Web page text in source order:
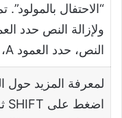
“الاحتفال
النص، حدد العمود A، ثم قم بتغيير لون الخط.
لمعرفة المزيد حول